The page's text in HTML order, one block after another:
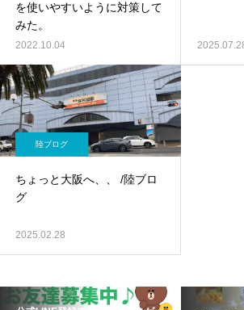
を使いやすいように対策して
みた。
2022.10.04
陸ブログ
ちょっと大阪へ、、 /陸ブロ
グ
2025.02.28